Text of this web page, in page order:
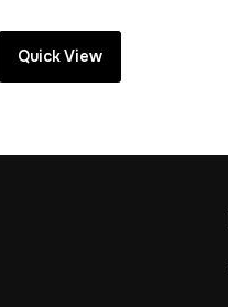
Quick View